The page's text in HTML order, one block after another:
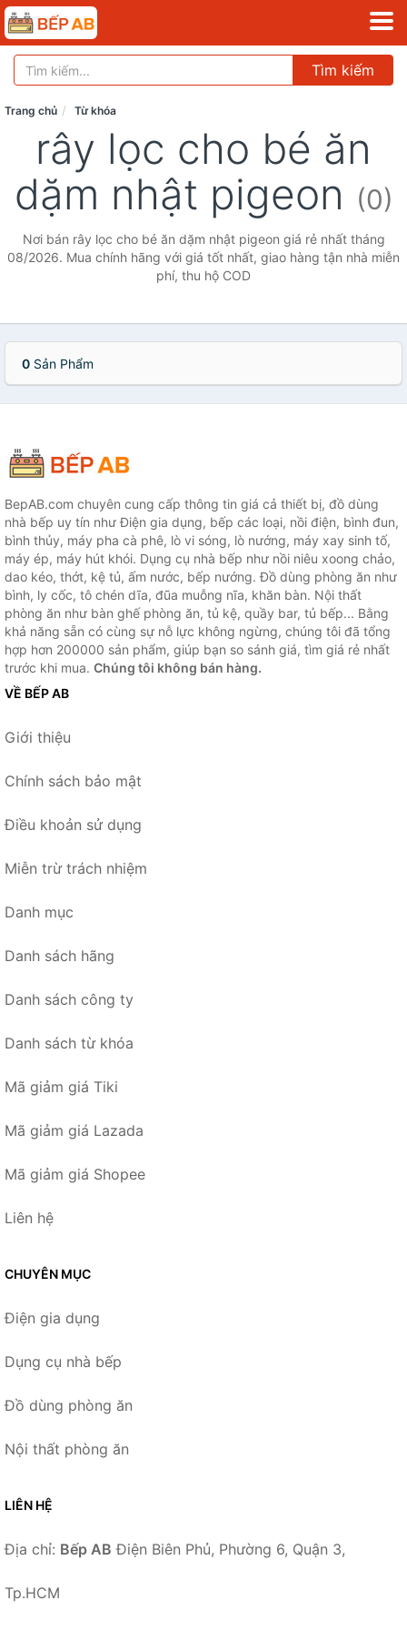
Tìm kiếm
Trang chủ Từ khóa
rây lọc cho bé ăn
dặm nhật pigeon (0)
Nơi bán rây lọc cho bé ăn dặm nhật pigeon giá rẻ nhất tháng
08/2026. Mua chính hãng với giá tốt nhất, giao hàng tận nhà miễn
phí, thu hộ COD
0 Sản Phẩm
BepAB.com chuyên cung cấp thông tin giá cả thiết bị, đồ dùng
nhà bếp uy tín như Điện gia dụng, bếp các loại, nồi điện, bình đun,
bình thủy, máy pha cà phê, lò vi sóng, lò nướng, máy xay sinh tố,
máy ép, máy hút khói. Dụng cụ nhà bếp như nồi niêu xoong chảo,
dao kéo, thớt, kệ tủ, ấm nước, bếp nướng. Đồ dùng phòng ăn như
bình, ly cốc, tô chén dĩa, đũa muỗng nĩa, khăn bàn. Nội thất
phòng ăn như bàn ghế phòng ăn, tủ kệ, quầy bar, tủ bếp... Bằng
khả năng sẵn có cùng sự nỗ lực không ngừng, chúng tôi đã tổng
hợp hơn 200000 sản phẩm, giúp bạn so sánh giá, tìm giá rẻ nhất
trước khi mua. Chúng tôi không bán hàng.
VỀ BẾP AB
Giới thiệu
Chính sách bảo mật
Điều khoản sử dụng
Miễn trừ trách nhiệm
Danh mục
Danh sách hãng
Danh sách công ty
Danh sách từ khóa
Mã giảm giá Tiki
Mã giảm giá Lazada
Mã giảm giá Shopee
Liên hệ
CHUYÊN MỤC
Điện gia dụng
Dụng cụ nhà bếp
Đồ dùng phòng ăn
Nội thất phòng ăn
LIÊN HỆ
Địa chỉ: Bếp AB Điện Biên Phủ, Phường 6, Quận 3,
Tp.HCM